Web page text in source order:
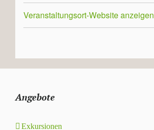
Veranstaltungsort-Website anzeigen
Angebote
Exkursionen